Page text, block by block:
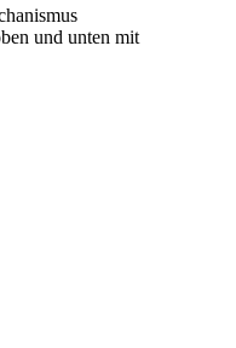
und unten mit